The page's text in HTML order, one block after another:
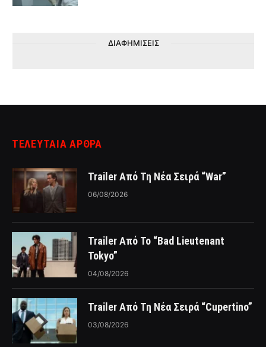
ΔΙΑΦΗΜΙΣΕΙΣ
ΤΕΛΕΥΤΑΙΑ ΑΡΘΡΑ
Trailer Από Τη Νέα Σειρά “War”
06/08/2026
Trailer Από Το “Bad Lieutenant
Tokyo”
04/08/2026
Trailer Από Τη Νέα Σειρά “Cupertino”
03/08/2026